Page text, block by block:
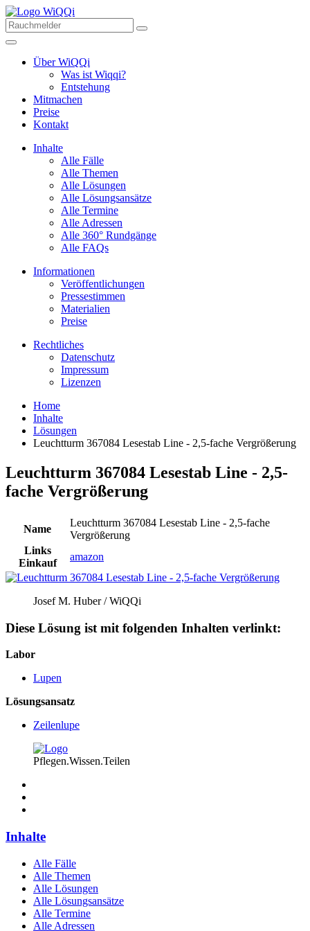
Über WiQQi
Was ist Wiqqi?
Entstehung
Mitmachen
Preise
Kontakt
Inhalte
Alle Fälle
Alle Themen
Alle Lösungen
Alle Lösungsansätze
Alle Termine
Alle Adressen
Alle 360° Rundgänge
Alle FAQs
Informationen
Veröffentlichungen
Pressestimmen
Materialien
Preise
Rechtliches
Datenschutz
Impressum
Lizenzen
Home
Inhalte
Lösungen
Leuchtturm 367084 Lesestab Line - 2,5-fache Vergrößerung
Leuchtturm 367084 Lesestab Line - 2,5-
fache Vergrößerung
Name
Leuchtturm 367084 Lesestab Line - 2,5-fache
Vergrößerung
Links
Einkauf
amazon
Josef M. Huber / WiQQi
Diese Lösung ist mit folgenden Inhalten verlinkt:
Labor
Lupen
Lösungsansatz
Zeilenlupe
Pflegen.Wissen.Teilen
Inhalte
Alle Fälle
Alle Themen
Alle Lösungen
Alle Lösungsansätze
Alle Termine
Alle Adressen